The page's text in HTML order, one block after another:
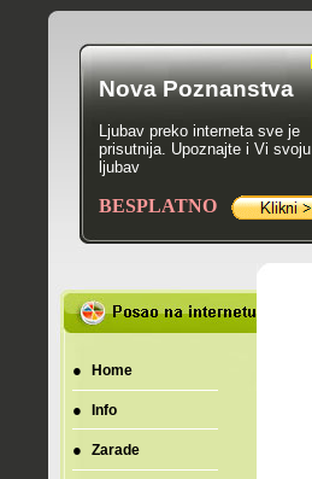
Nova Poznanstva
Ljubav preko interneta sve je
prisutnija. Upoznajte i Vi svoju
ljubav
BESPLATNO
● Home
● Info
● Zarade